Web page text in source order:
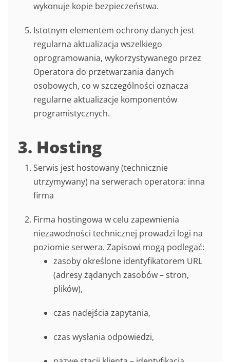
wykonuje kopie bezpieczeństwa.
Istotnym elementem ochrony danych jest
regularna aktualizacja wszelkiego
oprogramowania, wykorzystywanego przez
Operatora do przetwarzania danych
osobowych, co w szczególności oznacza
regularne aktualizacje komponentów
programistycznych.
3. Hosting
Serwis jest hostowany (technicznie
utrzymywany) na serwerach operatora: inna
firma
Firma hostingowa w celu zapewnienia
niezawodności technicznej prowadzi logi na
poziomie serwera. Zapisowi mogą podlegać:
zasoby określone identyfikatorem URL
(adresy żądanych zasobów – stron,
plików),
czas nadejścia zapytania,
czas wysłania odpowiedzi,